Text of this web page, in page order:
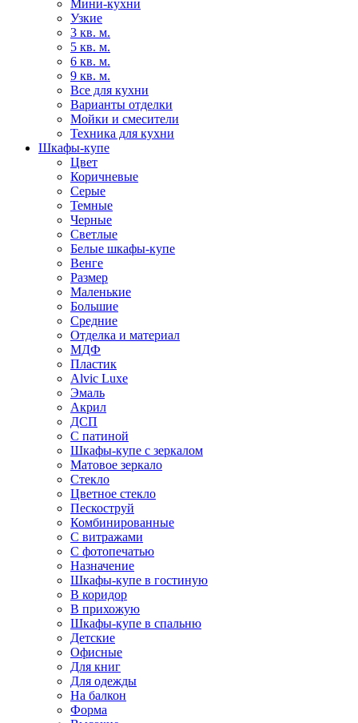
Мини-кухни
Узкие
3 кв. м.
5 кв. м.
6 кв. м.
9 кв. м.
Все для кухни
Варианты отделки
Мойки и смесители
Техника для кухни
Шкафы-купе
Цвет
Коричневые
Серые
Темные
Черные
Светлые
Белые шкафы-купе
Венге
Размер
Маленькие
Большие
Средние
Отделка и материал
МДФ
Пластик
Alvic Luxe
Эмаль
Акрил
ДСП
С патиной
Шкафы-купе с зеркалом
Матовое зеркало
Стекло
Цветное стекло
Пескоструй
Комбинированные
С витражами
С фотопечатью
Назначение
Шкафы-купе в гостиную
В коридор
В прихожую
Шкафы-купе в спальню
Детские
Офисные
Для книг
Для одежды
На балкон
Форма